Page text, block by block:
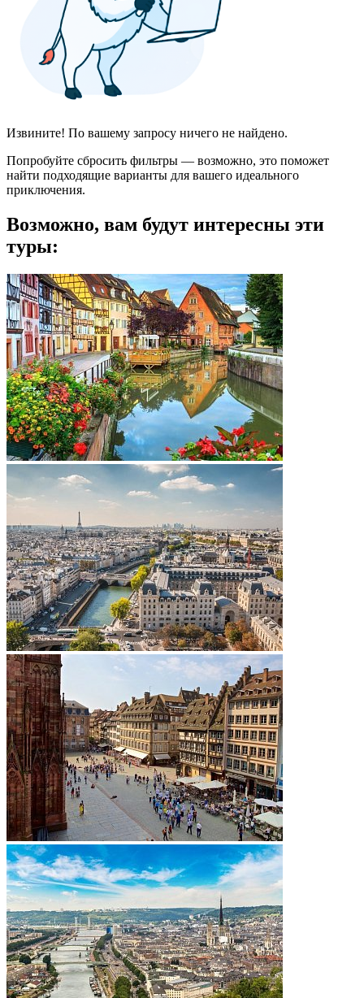
Извините! По вашему запросу ничего не найдено.
Попробуйте сбросить фильтры — возможно, это поможет
найти подходящие варианты для вашего идеального
приключения.
Возможно, вам будут интересны эти
туры: